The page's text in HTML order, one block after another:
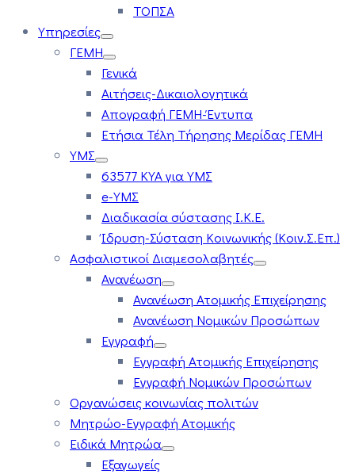
ΤΟΠΣΑ
Υπηρεσίες
ΓΕΜΗ
Γενικά
Αιτήσεις-Δικαιολογητικά
Απογραφή ΓΕΜΗ-Έντυπα
Ετήσια Τέλη Τήρησης Μερίδας ΓΕΜΗ
ΥΜΣ
63577 ΚΥΑ για ΥΜΣ
e-ΥΜΣ
Διαδικασία σύστασης Ι.Κ.Ε.
Ίδρυση-Σύσταση Κοινωνικής (Κοιν.Σ.Επ.)
Ασφαλιστικοί Διαμεσολαβητές
Ανανέωση
Ανανέωση Ατομικής Επιχείρησης
Ανανέωση Νομικών Προσώπων
Εγγραφή
Εγγραφή Ατομικής Επιχείρησης
Εγγραφή Νομικών Προσώπων
Οργανώσεις κοινωνίας πολιτών
Μητρώο-Εγγραφή Ατομικής
Ειδικά Μητρώα
Εξαγωγείς